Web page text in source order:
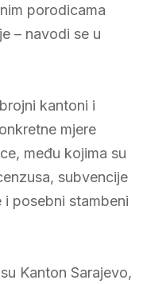
porodicama
– navodi se u
kantoni i
mjere
među kojima su
subvencije
posebni stambeni
Kanton Sarajevo,